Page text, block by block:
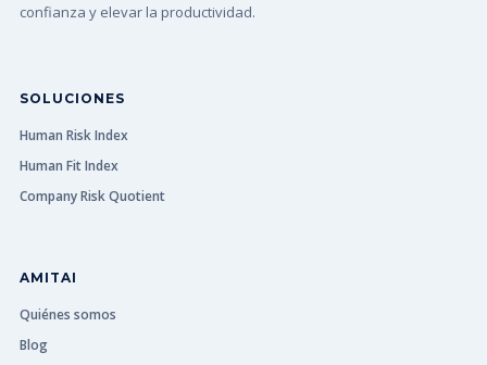
confianza y elevar la productividad.
SOLUCIONES
Human Risk Index
Human Fit Index
Company Risk Quotient
AMITAI
Quiénes somos
Blog